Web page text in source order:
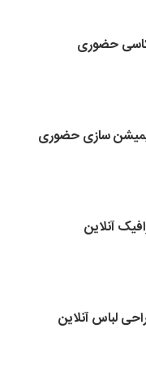
حضوری
سازی حضوری
آنلاین
لباس آنلاین